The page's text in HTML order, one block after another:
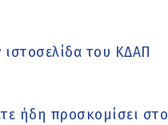
ιστοσελίδα του ΚΔΑΠ
ήδη προσκομίσει στο